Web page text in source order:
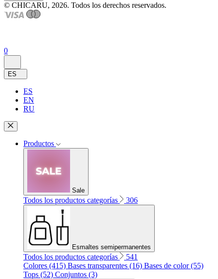
© CHICARU, 2026. Todos los derechos reservados.
0
ES
ES
EN
RU
Productos
Sale
Todos los productos categorías 306
Esmaltes semipermanentes
Todos los productos categorías
541
Colores (415) Bases transparentes (16) Bases de color (55)
Tops (52) Conjuntos (3)